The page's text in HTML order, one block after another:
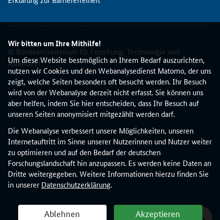
Wir bitten um Ihre Mithilfe!
Um diese Website bestmöglich an Ihrem Bedarf auszurichten,
nutzen wir Cookies und den Webanalysedienst Matomo, der uns
zeigt, welche Seiten besonders oft besucht werden. Ihr Besuch
wird von der Webanalyse derzeit nicht erfasst. Sie können uns
aber helfen, indem Sie hier entscheiden, dass Ihr Besuch auf
unseren Seiten anonymisiert mitgezählt werden darf.
Die Webanalyse verbessert unsere Möglichkeiten, unseren
Internetauftritt im Sinne unserer Nutzerinnen und Nutzer weiter
zu optimieren und auf den Bedarf der deutschen
Forschungslandschaft hin anzupassen. Es werden keine Daten an
Dritte weitergegeben. Weitere Informationen hierzu finden Sie
in unserer Datenschutzerklärung.
Ablehnen Akzeptieren
i
t
t
V
e
r
t
r
e
e
r
i
n
n
e
© Bundesministerium für Forschung, Technologie und
Raumfahrt